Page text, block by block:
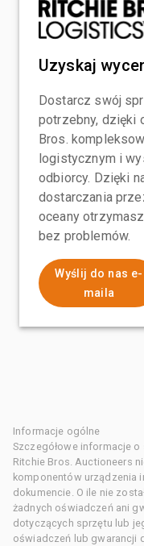
Uzyskaj
Dostarcz swój
potrzebny, dzięki
Bros.
logistycznym i
odbiorcy. Dzięki
dostarczania
oceany
bez problemów.
Wyślij do nas e-
maila
Informacje ogólne
Szczegółowe informacje
Ritchie Bros. Auctioneers
komponentów urządzenia
dokumencie. O ile nie
żadnych oświadczeń ani
dotyczących sprzętu lub
oświadczeń lub gwarancji